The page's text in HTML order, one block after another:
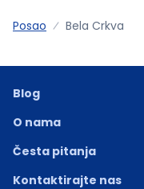
Posao Bela Crkva
Blog
O nama
Česta pitanja
Kontaktirajte nas